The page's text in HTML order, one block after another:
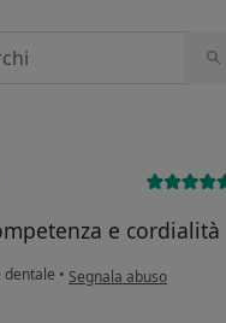
e cordialità
dentale • secondo l'opinione
Segnala abuso